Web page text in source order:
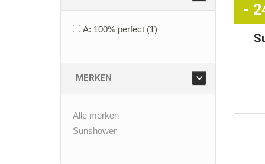
A: 100% perfect (1)
MERKEN
Alle merken
Sunshower
-